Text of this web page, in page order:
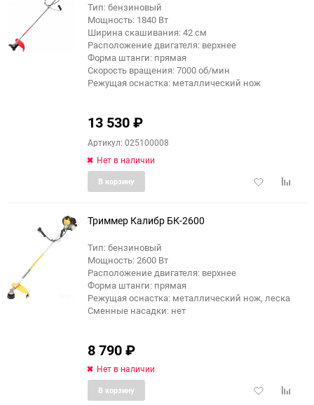
еще 15 фото
Тип: бензиновый
Мощность: 1840 Вт
Ширина скашивания: 42 см
Расположение двигателя: верхнее
Форма штанги: прямая
Скорость вращения: 7000 об/мин
Режущая оснастка: металлический нож
13 530₽
Артикул: 025100008
Нет в наличии
Добавить
В корзину
Триммер Калибр БК-2600
Тип: бензиновый
Мощность: 2600 Вт
Расположение двигателя: верхнее
Форма штанги: прямая
Режущая оснастка: металлический нож, леска
Сменные насадки: нет
8 790₽
Нет в наличии
Добавить
В корзину